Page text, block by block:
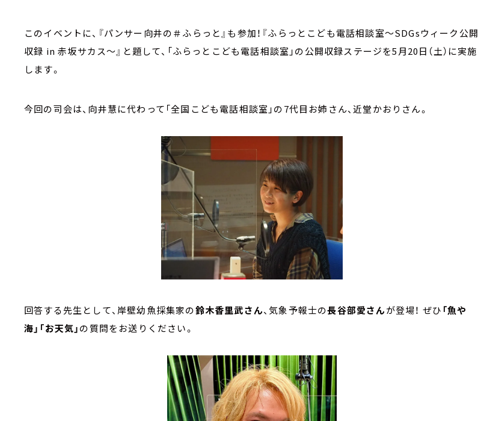
このイベントに、『パンサー向井の＃ふらっと』も参加！『ふらっとこども電話相談室～SDGsウィーク公開
収録 in 赤坂サカス～』と題して、「ふらっとこども電話相談室」の公開収録ステージを5月20日（土）に実施
します。
今回の司会は、向井慧に代わって「全国こども電話相談室」の7代目お姉さん、近堂かおりさん。
回答する先生として、岸壁幼魚採集家の鈴木香里武さん、気象予報士の長谷部愛さんが登場！ ぜひ 「魚や
海」「お天気」の質問をお送りください。